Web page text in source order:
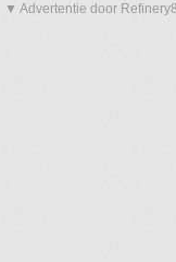
▼ Advertentie door